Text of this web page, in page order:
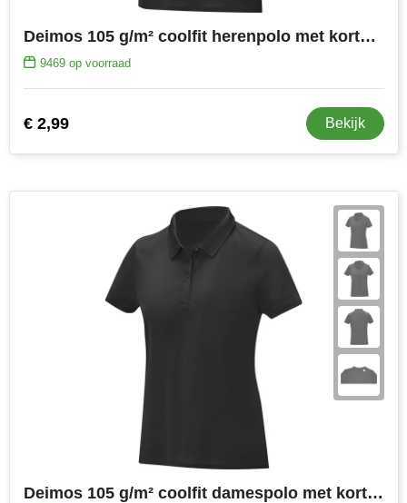
Deimos 105 g/m² coolfit herenpolo met korte mouwen
9469op voorraad
€ 2,99 Bekijk
Deimos 105 g/m² coolfit damespolo met korte mouwen